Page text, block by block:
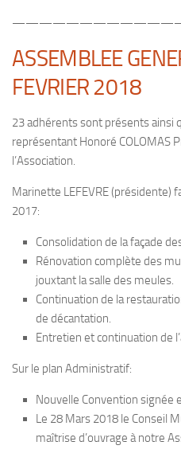
ASSEMBLEE
FEVRIER 2018
23 adhérents sont présents ainsi
représentant Honoré COLOMAS
l’Association.
Marinette LEFEVRE (présidente)
2017:
Consolidation de la façade
Rénovation complète des
jouxtant la salle des meules.
Continuation de la
de décantation.
Entretien et continuation de
Sur le plan Administratif:
Nouvelle Convention signée
Le 28 Mars 2018 le Conseil
maîtrise d’ouvrage à notre